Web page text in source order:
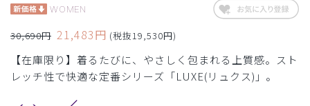
WOMEN
30,690円 21,483円 (税抜19,530円)
【在庫限り】着るたびに、やさしく包まれる上質感。スト
レッチ性で快適な定番シリーズ「LUXE(リュクス)」。